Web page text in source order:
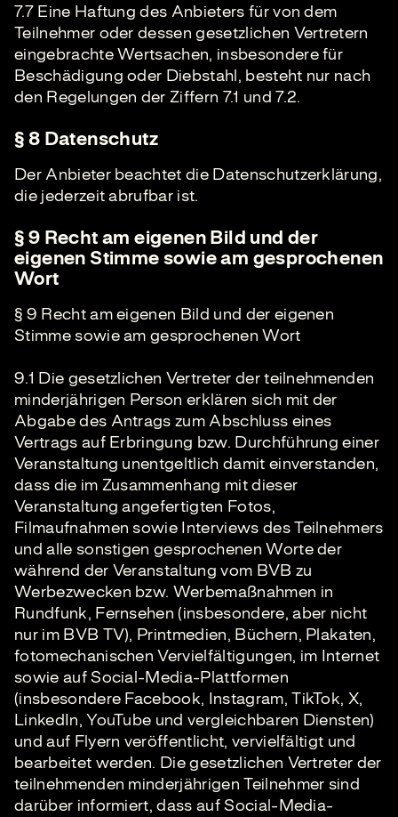
7.7 Eine Haftung des Anbieters für von dem
Teilnehmer oder dessen gesetzlichen Vertretern
eingebrachte Wertsachen, insbesondere für
Beschädigung oder Diebstahl, besteht nur nach
den Regelungen der Ziffern 7.1 und 7.2.
§ 8 Datenschutz
Der Anbieter beachtet die Datenschutzerklärung,
die jederzeit abrufbar ist.
§ 9 Recht am eigenen Bild und der
eigenen Stimme sowie am gesprochenen
Wort
§ 9 Recht am eigenen Bild und der eigenen
Stimme sowie am gesprochenen Wort
9.1 Die gesetzlichen Vertreter der teilnehmenden
minderjährigen Person erklären sich mit der
Abgabe des Antrags zum Abschluss eines
Vertrags auf Erbringung bzw. Durchführung einer
Veranstaltung unentgeltlich damit einverstanden,
dass die im Zusammenhang mit dieser
Veranstaltung angefertigten Fotos,
Filmaufnahmen sowie Interviews des Teilnehmers
und alle sonstigen gesprochenen Worte der
während der Veranstaltung vom BVB zu
Werbezwecken bzw. Werbemaßnahmen in
Rundfunk, Fernsehen (insbesondere, aber nicht
nur im BVB TV), Printmedien, Büchern, Plakaten,
fotomechanischen Vervielfältigungen, im Internet
sowie auf Social-Media-Plattformen
(insbesondere Facebook, Instagram, TikTok, X,
LinkedIn, YouTube und vergleichbaren Diensten)
und auf Flyern veröffentlicht, vervielfältigt und
bearbeitet werden. Die gesetzlichen Vertreter der
teilnehmenden minderjährigen Teilnehmer sind
darüber informiert, dass auf Social-Media-